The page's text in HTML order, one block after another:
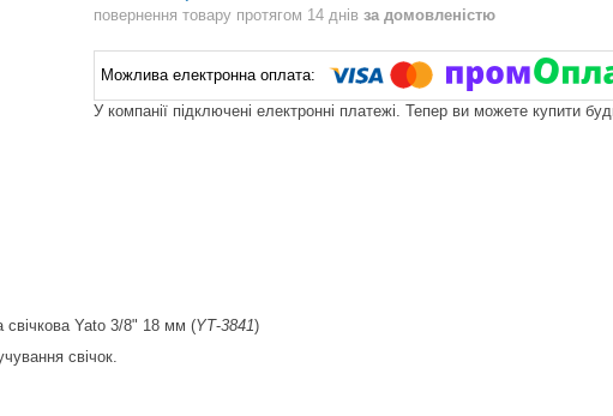
повернення товару протягом 14 днів за домовленістю
У компанії підключені електронні платежі. Тепер ви можете купити
свічкова Yato 3/8" 18 мм (YT-3841)
свічок.